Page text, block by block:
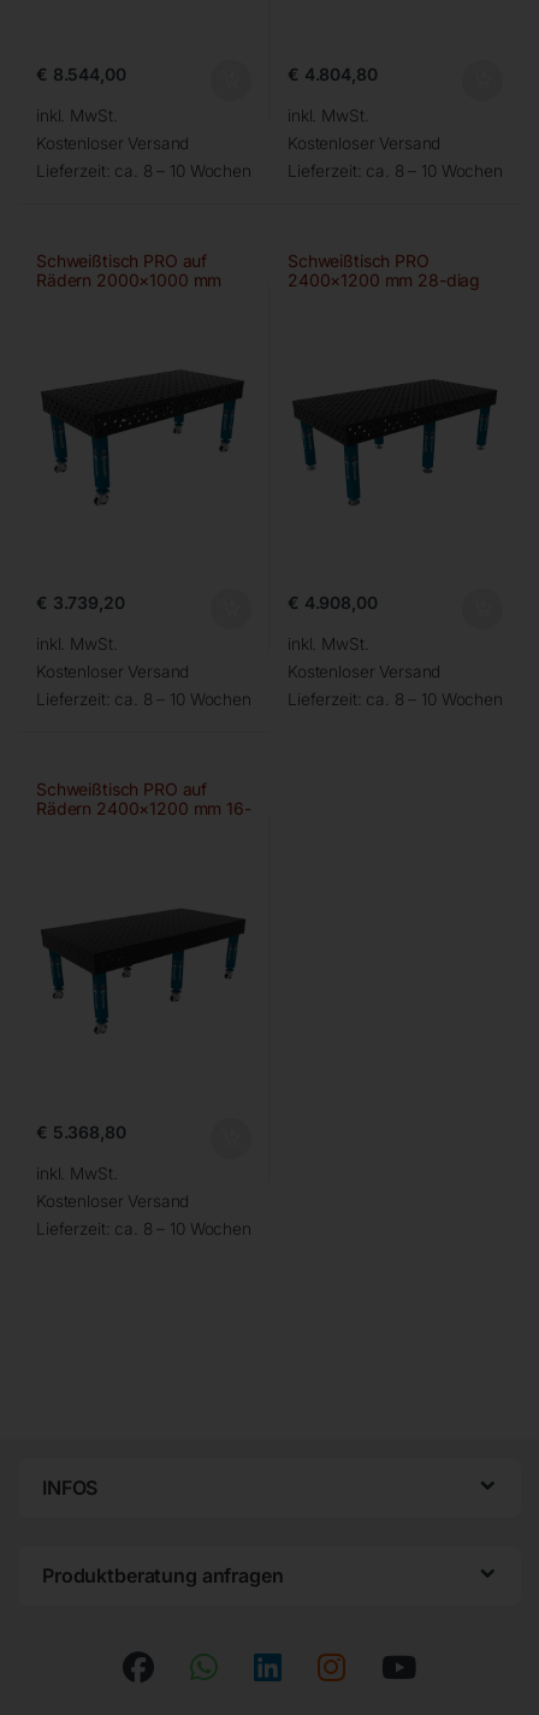
€ 8.544,00
inkl. MwSt.
Kostenloser Versand
Lieferzeit: ca. 8 – 10 Wochen
€ 4.804,80
inkl. MwSt.
Kostenloser Versand
Lieferzeit: ca. 8 – 10 Wochen
Schweißtisch PRO auf
Rädern 2000×1000 mm
€ 3.739,20
inkl. MwSt.
Kostenloser Versand
Lieferzeit: ca. 8 – 10 Wochen
Schweißtisch PRO
2400×1200 mm 28-diag
€ 4.908,00
inkl. MwSt.
Kostenloser Versand
Lieferzeit: ca. 8 – 10 Wochen
Schweißtisch PRO auf
Rädern 2400×1200 mm 16-
€ 5.368,80
inkl. MwSt.
Kostenloser Versand
Lieferzeit: ca. 8 – 10 Wochen
INFOS
Produktberatung anfragen